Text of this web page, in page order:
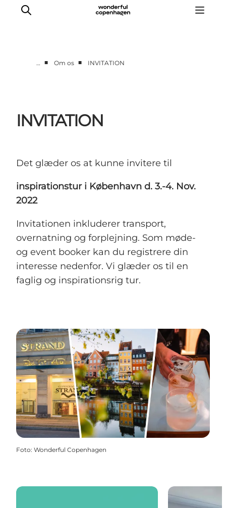
Turismeviden
Om Wonderful Copenhagen
… ■ Om os ■ INVITATION
INVITATION
Det glæder os at kunne invitere til
inspirationstur i København d. 3.-4. Nov.
2022
Invitationen inkluderer transport,
overnatning og forplejning. Som møde-
og event booker kan du registrere din
interesse nedenfor. Vi glæder os til en
faglig og inspirationsrig tur.
Foto: Wonderful Copenhagen
Registrering Overnatning: